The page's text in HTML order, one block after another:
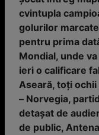
cvintupla
golurilor
pentru prima
Mondial, unde
ieri o calificare
Aseară, toţi
– Norvegia,
detașat de
de public,